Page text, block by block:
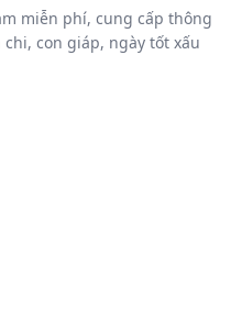
miễn phí, cung cấp thông
con giáp, ngày tốt xấu